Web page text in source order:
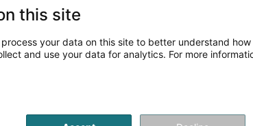
Garantie
les Rongeurs
this site
your data on this site to better understand
and use your data for analytics. For more